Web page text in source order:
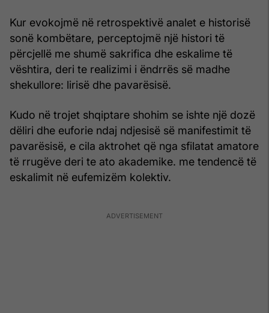
Kur evokojmë në retrospektivë analet e historisë
sonë kombëtare, perceptojmë një histori të
përcjellë me shumë sakrifica dhe eskalime të
vështira, deri te realizimi i ëndrrës së madhe
shekullore: lirisë dhe pavarësisë.
Kudo në trojet shqiptare shohim se ishte një dozë
dëliri dhe euforie ndaj ndjesisë së manifestimit të
pavarësisë, e cila aktrohet që nga sfilatat amatore
të rrugëve deri te ato akademike. me tendencë të
eskalimit në eufemizëm kolektiv.